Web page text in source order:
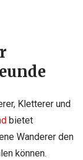
Kletterer und
bietet
Wanderer den
können.